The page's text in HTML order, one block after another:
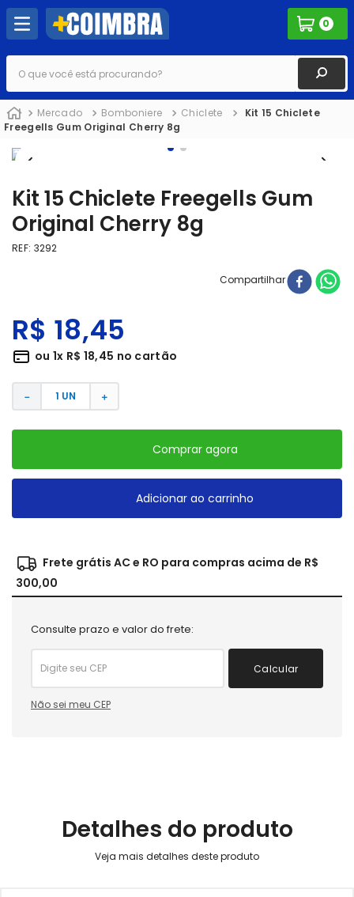
0
O que você está procurando?
Mercado Bomboniere Chiclete
Kit 15 Chiclete
Freegells Gum Original Cherry 8g
Kit 15 Chiclete Freegells Gum
Original Cherry 8g
REF: 3292
Compartilhar
R$ 18,45
ou 1x R$ 18,45 no cartão
＋
－
Comprar agora
Adicionar ao carrinho
Frete grátis AC e RO para compras acima de R$
300,00
Consulte prazo e valor do frete:
Calcular
Não sei meu CEP
Detalhes do produto